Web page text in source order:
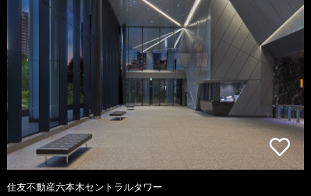
住友不動産六本木セントラルタワー